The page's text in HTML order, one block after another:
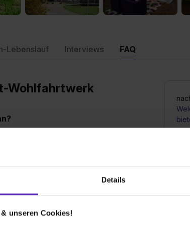
Details
unseren Cookies!
Lebenslauf Interviews FAQ
Wohlfahrtwerk
aber auch schon, Köche, Kaufleute im
bei Ihnen aus?
Nach der Durchsicht der
innen, die uns mit Ihren